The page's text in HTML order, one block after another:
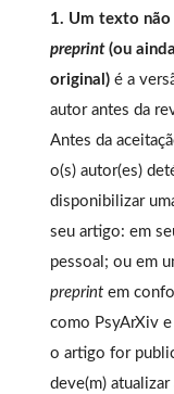
1. Um texto
preprint(ou
original) é a
autor antes da
Antes da
o(s) autor(es)
disponibilizar
seu artigo: em
pessoal; ou em
preprint em
como PsyArXiv
o artigo for
deve(m)